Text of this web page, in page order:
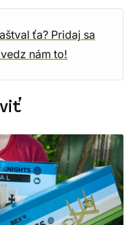
ťa? Pridaj sa
nám to!